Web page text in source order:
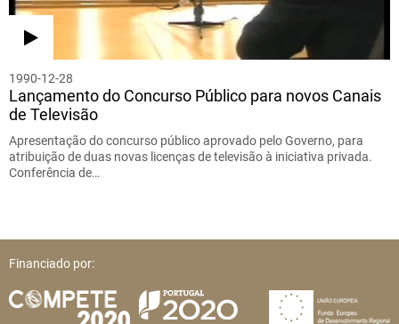
1990-12-28
Lançamento do Concurso Público para novos Canais
de Televisão
Apresentação do concurso público aprovado pelo Governo, para
atribuição de duas novas licenças de televisão à iniciativa privada.
Conferência de…
Financiado por: